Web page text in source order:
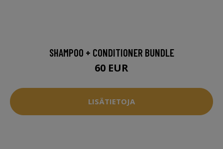
SHAMPOO + CONDITIONER BUNDLE
60 EUR
LISÄTIETOJA